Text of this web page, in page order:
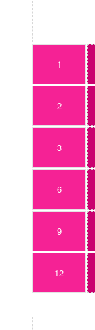
1
2
3
6
9
12